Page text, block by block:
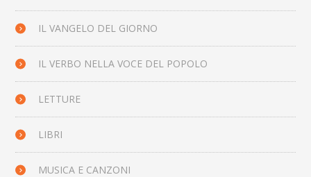
IL VANGELO DEL GIORNO
IL VERBO NELLA VOCE DEL POPOLO
LETTURE
LIBRI
MUSICA E CANZONI